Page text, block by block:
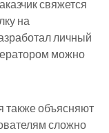
свяжется
на
личный
можно
также объясняют
сложно